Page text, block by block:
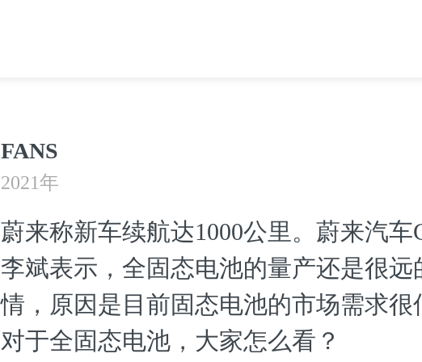
FANS
2021年
蔚来称新车续航达1000公里。蔚来汽车
李斌表示，全固态电池的量产还是很远
情，原因是目前固态电池的市场需求很
对于全固态电池，大家怎么看？